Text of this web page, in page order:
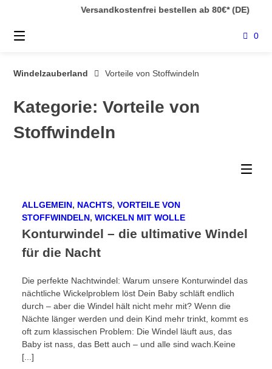
Inhalt
Versandkostenfrei bestellen ab 80€* (DE)
0
Windelzauberland Vorteile von Stoffwindeln
Kategorie:Vorteile von
Stoffwindeln
ALLGEMEIN, NACHTS,VORTEILE VON
STOFFWINDELN,WICKELN MIT WOLLE
Konturwindel – die ultimative Windel
für die Nacht
Die perfekte Nachtwindel: Warum unsere Konturwindel das
nächtliche Wickelproblem löst Dein Baby schläft endlich
durch – aber die Windel hält nicht mehr mit? Wenn die
Nächte länger werden und dein Kind mehr trinkt, kommt es
oft zum klassischen Problem: Die Windel läuft aus, das
Baby ist nass, das Bett auch – und alle sind wach.Keine
[...]